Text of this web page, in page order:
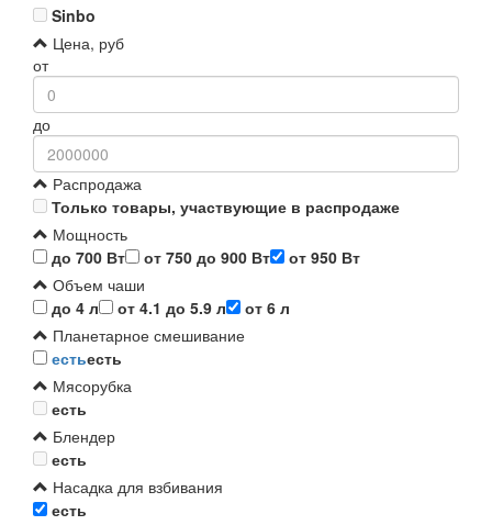
Sinbo
Цена, руб
от
до
Распродажа
Только товары, участвующие в распродаже
Мощность
до 700 Вт
от 750 до 900 Вт
от 950 Вт
Объем чаши
до 4 л
от 4.1 до 5.9 л
от 6 л
Планетарное смешивание
естьесть
Мясорубка
есть
Блендер
есть
Насадка для взбивания
есть